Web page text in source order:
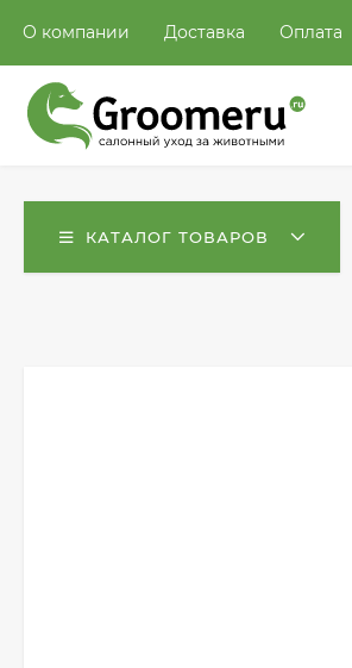
О компании Доставка Оплата
КАТАЛОГ ТОВАРОВ